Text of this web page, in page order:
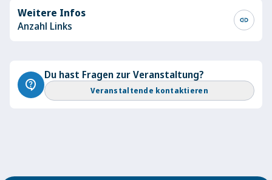
Weitere Infos
Anzahl Links
link
contact_support
Du hast Fragen zur Veranstaltung?
Veranstaltende kontaktieren